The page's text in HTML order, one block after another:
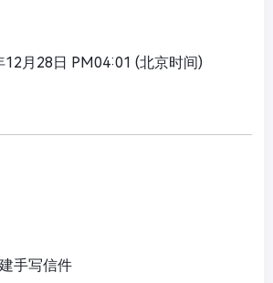
12月28日 PM04:01 (北京时间)
手写信件